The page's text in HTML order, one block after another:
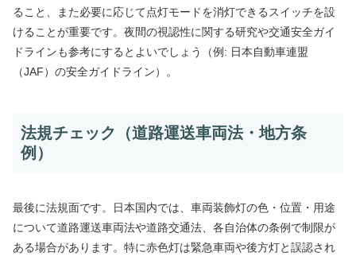
ること、また必要に応じて点灯モードを消灯できるスイッチを設
けることが重要です。夜間の視認性に関する研究や交通安全ガイ
ドラインも参考にするとよいでしょう（例: 日本自動車連盟
（JAF）の安全ガイドライン）。
法規チェック（道路運送車両法・地方条
例）
最後に法規面です。日本国内では、車両装飾灯の色・位置・用途
について道路運送車両法や道路交通法、各自治体の条例で制限が
ある場合があります。特に赤色灯は緊急車両や後方灯と誤認され